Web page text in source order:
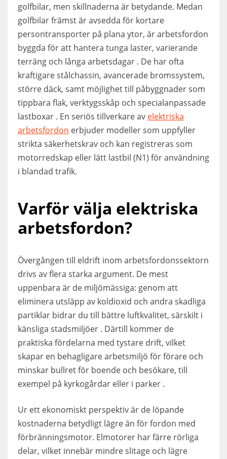
golfbilar, men skillnaderna är betydande. Medan
golfbilar främst är avsedda för kortare
persontransporter på plana ytor, är arbetsfordon
byggda för att hantera tunga laster, varierande
terräng och långa arbetsdagar . De har ofta
kraftigare stålchassin, avancerade bromssystem,
större däck, samt möjlighet till påbyggnader som
tippbara flak, verktygsskåp och specialanpassade
lastboxar . En seriös tillverkare av elektriska
arbetsfordon erbjuder modeller som uppfyller
strikta säkerhetskrav och kan registreras som
motorredskap eller lätt lastbil (N1) för användning
i blandad trafik.
Varför välja elektriska
arbetsfordon?
Övergången till eldrift inom arbetsfordonssektorn
drivs av flera starka argument. De mest
uppenbara är de miljömässiga: genom att
eliminera utsläpp av koldioxid och andra skadliga
partiklar bidrar du till bättre luftkvalitet, särskilt i
känsliga stadsmiljöer . Därtill kommer de
praktiska fördelarna med tystare drift, vilket
skapar en behagligare arbetsmiljö för förare och
minskar bullret för boende och besökare, till
exempel på kyrkogårdar eller i parker .
Ur ett ekonomiskt perspektiv är de löpande
kostnaderna betydligt lägre än för fordon med
förbränningsmotor. Elmotorer har färre rörliga
delar, vilket innebär mindre slitage och lägre